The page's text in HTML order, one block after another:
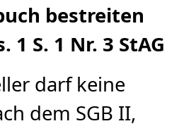
bestreiten
1 S. 1 Nr. 3 StAG
darf keine
dem SGB II,